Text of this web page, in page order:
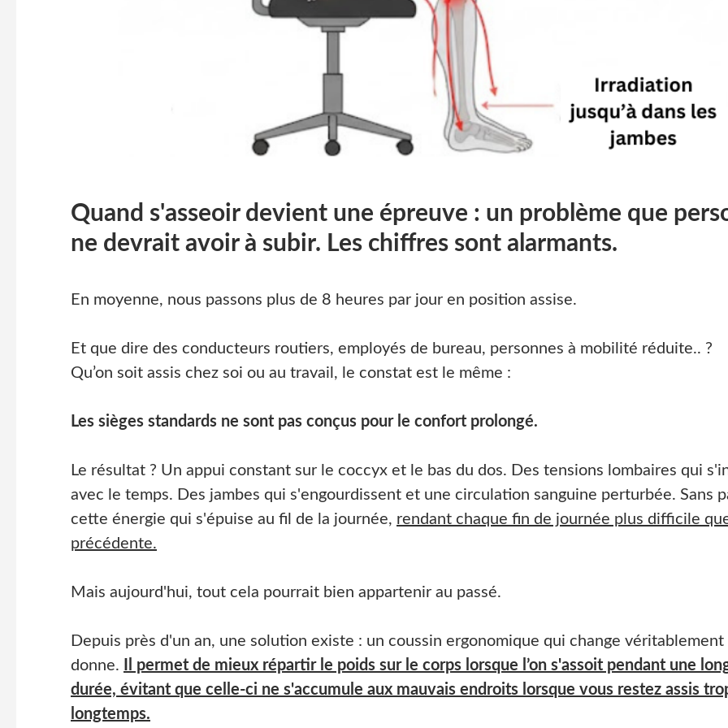
Quand s'asseoir devient une épreuve : un problème que
ne devrait avoir à subir. Les chiffres sont alarmants.
En moyenne, nous passons plus de 8 heures par jour en position assise.
Et que dire des conducteurs routiers, employés de bureau, personnes à mobilité réduite.. ?
Qu’on soit assis chez soi ou au travail, le constat est le même :
Les sièges standards ne sont pas conçus pour le confort prolongé.
Le résultat ? Un appui constant sur le coccyx et le bas du dos. Des tensions lombaires qui
avec le temps. Des jambes qui s'engourdissent et une circulation sanguine perturbée. Sans
cette énergie qui s'épuise au fil de la journée, rendant chaque fin de journée plus difficile
précédente.
Mais aujourd'hui, tout cela pourrait bien appartenir au passé.
Depuis près d'un an, une solution existe : un coussin ergonomique qui change véritablement
donne.
Il permet de mieux répartir le poids sur le corps lorsque l’on s'assoit pendant une
durée, évitant que celle-ci ne s'accumule aux mauvais endroits lorsque vous restez assis
longtemps.